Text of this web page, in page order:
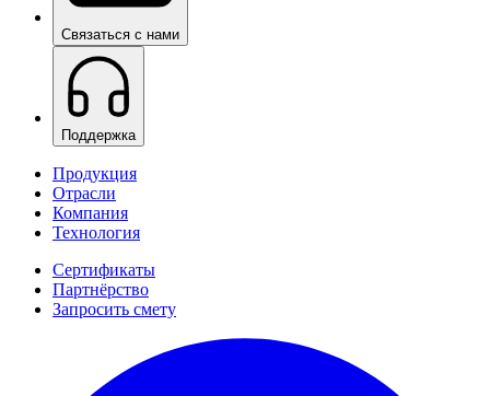
Связаться с нами
Поддержка
Продукция
Отрасли
Компания
Технология
Сертификаты
Партнёрство
Запросить смету